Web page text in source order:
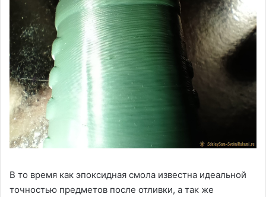
В то время как эпоксидная смола известна идеальной
точностью предметов после отливки, а так же